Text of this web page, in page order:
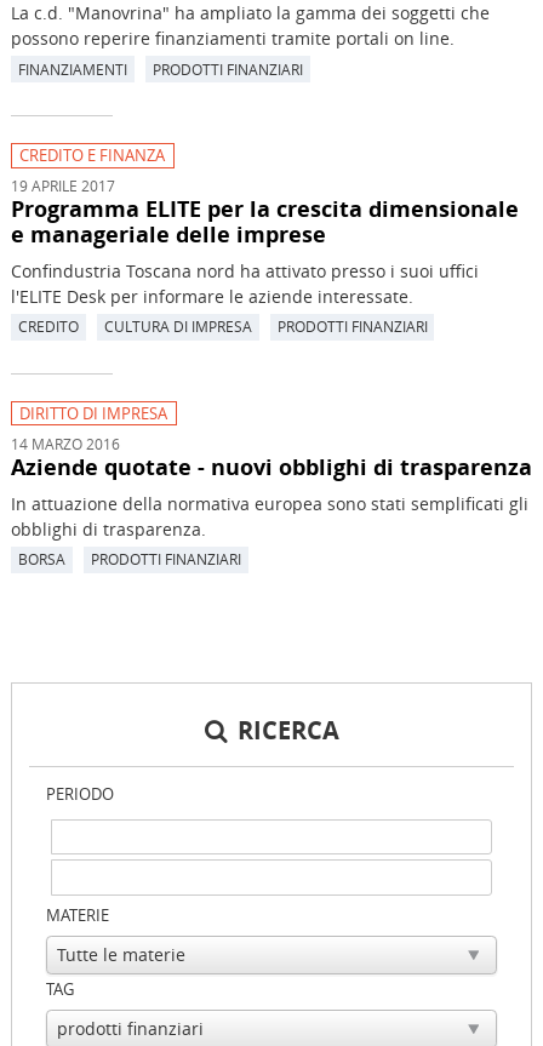
La c.d. "Manovrina" ha ampliato la gamma dei soggetti che
possono reperire finanziamenti tramite portali on line.
FINANZIAMENTI PRODOTTI FINANZIARI
CREDITO E FINANZA
19 APRILE 2017
Programma ELITE per la crescita dimensionale
e manageriale delle imprese
Confindustria Toscana nord ha attivato presso i suoi uffici
l'ELITE Desk per informare le aziende interessate.
CREDITO CULTURA DI IMPRESA PRODOTTI FINANZIARI
DIRITTO DI IMPRESA
14 MARZO 2016
Aziende quotate - nuovi obblighi di trasparenza
In attuazione della normativa europea sono stati semplificati gli
obblighi di trasparenza.
BORSA PRODOTTI FINANZIARI
RICERCA
PERIODO
MATERIE
TAG